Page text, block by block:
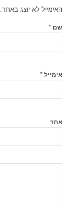
האימייל לא יוצג באתר.
שם *
אימייל*
אתר